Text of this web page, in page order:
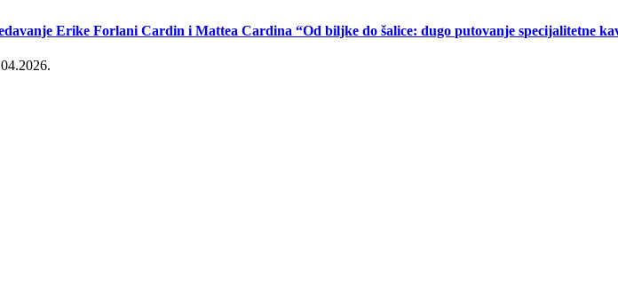
Erike Forlani Cardin i Mattea Cardina “Od biljke do šalice: dugo putovanje specijalitetne